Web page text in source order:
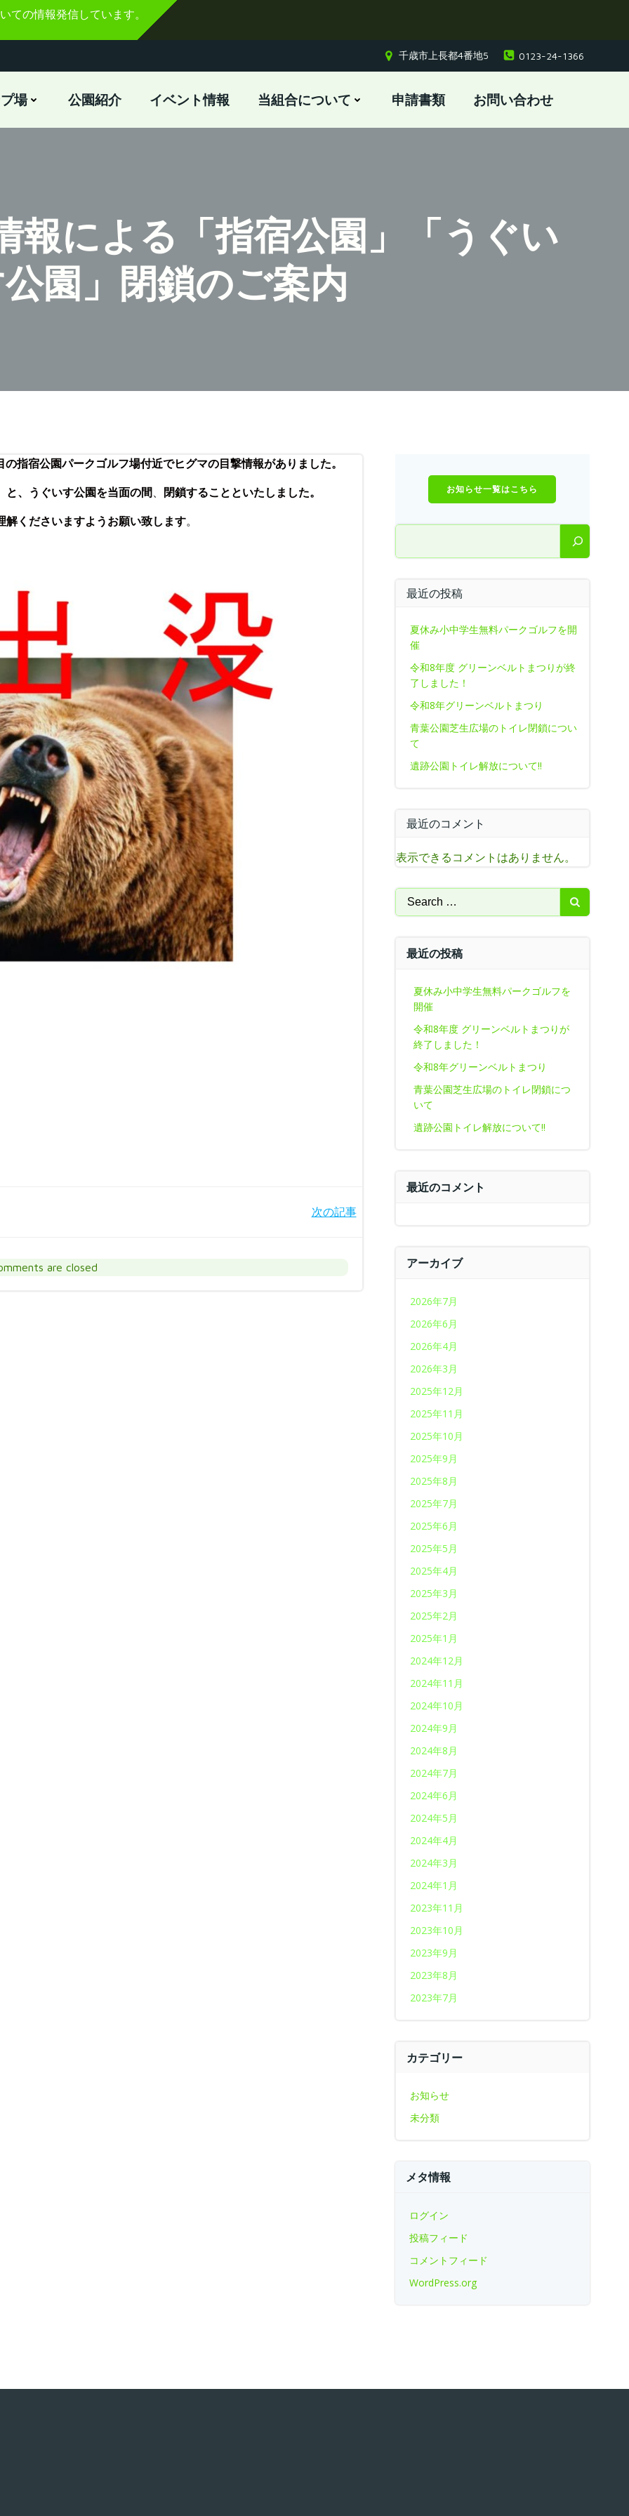
ての情報発信しています。
千歳市上長都4番地5 0123-24-1366
場 公園紹介 イベント情報 当組合について 申請書類 お問い合わせ
報による「指宿公園」「うぐい
園」閉鎖のご案内
指宿公園パークゴルフ場付近でヒグマの目撃情報がありました。
、うぐいす公園を当面の間 閉鎖することといたしました。
解くださいますようお願い致します。
次の記事
are closed
お知らせ一覧はこちら
最近の投稿
夏休み小中学生無料パークゴルフを開
催
令和8年度 グリーンベルトまつりが終
了しました！
令和8年グリーンベルトまつり
青葉公園芝生広場のトイレ閉鎖につい
て
遺跡公園トイレ解放について‼
最近のコメント
表示できるコメントはありません。
Search
for:
最近の投稿
夏休み小中学生無料パークゴルフを
開催
令和8年度 グリーンベルトまつりが
終了しました！
令和8年グリーンベルトまつり
青葉公園芝生広場のトイレ閉鎖につ
いて
遺跡公園トイレ解放について‼
最近のコメント
アーカイブ
2026年7月
2026年6月
2026年4月
2026年3月
2025年12月
2025年11月
2025年10月
2025年9月
2025年8月
2025年7月
2025年6月
2025年5月
2025年4月
2025年3月
2025年2月
2025年1月
2024年12月
2024年11月
2024年10月
2024年9月
2024年8月
2024年7月
2024年6月
2024年5月
2024年4月
2024年3月
2024年1月
2023年11月
2023年10月
2023年9月
2023年8月
2023年7月
カテゴリー
お知らせ
未分類
メタ情報
ログイン
投稿フィード
コメントフィード
WordPress.org